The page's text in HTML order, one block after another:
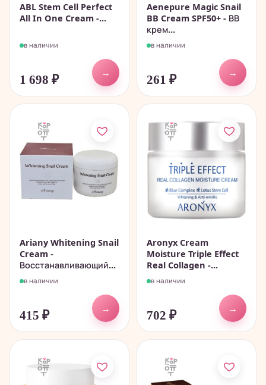
ABL Stem Cell Perfect
All In One Cream -...
в наличии
1 698 ₽
→
Aenepure Magic Snail
BB Cream SPF50+ - ВВ
крем...
в наличии
261 ₽
→
Ariany Whitening Snail
Cream -
Восстанавливающий...
в наличии
415 ₽
→
Aronyx Cream
Moisture Triple Effect
Real Collagen -...
в наличии
702 ₽
→